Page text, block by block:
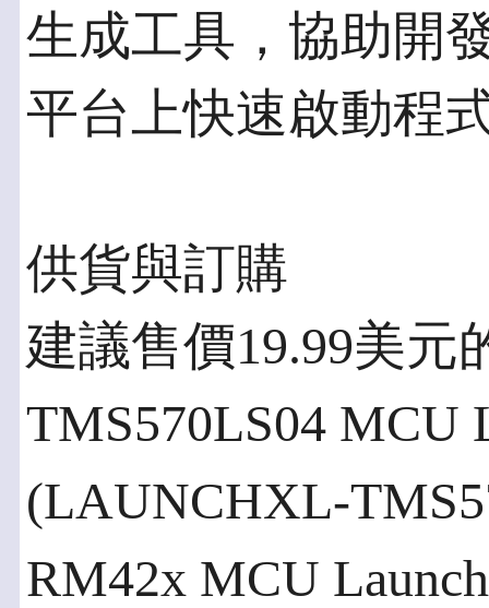
生成工具，協助開
平台上快速啟動程
供貨與訂購
建議售價19.99美元
TMS570LS04 MCU
(LAUNCHXL-
RM42x MCU